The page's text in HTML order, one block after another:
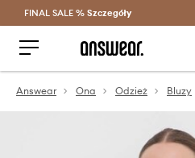
Oszczędzaj z
FINAL SALE % Szczegóły
Answear Ona Odzież Bluzy